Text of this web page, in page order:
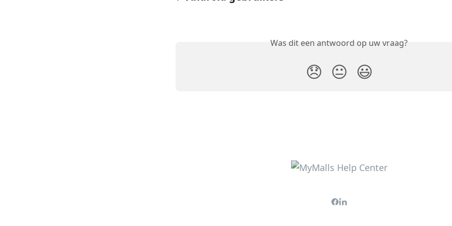
Was dit een antwoord op uw vraag?
😞 😐 😃